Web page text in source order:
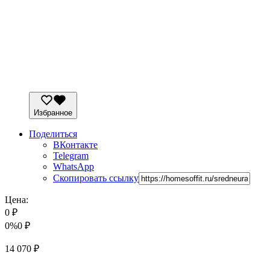
Избранное
Поделиться
ВКонтакте
Telegram
WhatsApp
Скопировать ссылку
Цена:
0 ₽
0%0 ₽
14 070 ₽